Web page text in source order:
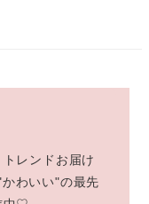
レンドお届け
わいい"の最先